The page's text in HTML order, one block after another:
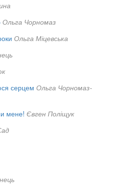
Ольга Чорномаз
Ольга Міцевська
серцем Ольга Чорномаз-
мене! Євген Поліщук